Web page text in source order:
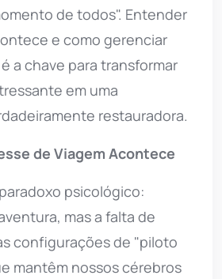
de todos". Entender
e como gerenciar
a chave para transformar
em uma
restauradora.
de Viagem Acontece
psicológico:
mas a falta de
configurações de "piloto
mantêm nossos cérebros